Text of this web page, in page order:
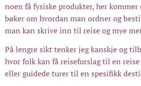
noen få fysiske produkter, her
bøker om hvordan man ordner og
man kan skrive inn til reise og mye
På lengre sikt tenker jeg kanskje og
hvor folk kan få reiseforslag til en reise
eller guidede turer til en spesifikk